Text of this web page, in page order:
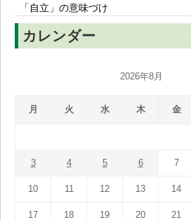
「自立」の意味づけ
カレンダー
2026年8月
月 火 水 木 金
3 4 5 6 7
10 11 12 13 14
17 18 19 20 21